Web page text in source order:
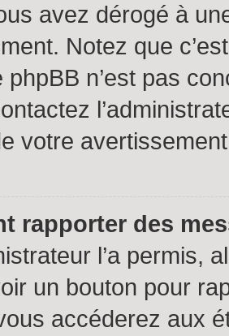
avez dérogé à
Notez que
phpBB n’est pas
votre
rapporter des
l’a permis,
un bouton pour
accéderez aux